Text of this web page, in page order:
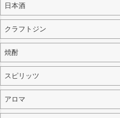
日本酒
クラフトジン
焼酎
スピリッツ
アロマ